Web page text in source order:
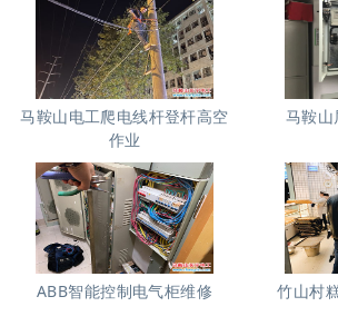
马鞍山电工爬电线杆登杆高空
作业
马鞍山
ABB智能控制电气柜维修 竹山村